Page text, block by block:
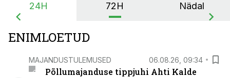
24H 72H Nädal
ENIMLOETUD
MAJANDUSTULEMUSED 06.08.26, 09:34
Põllumajanduse tippjuhi Ahti Kalde